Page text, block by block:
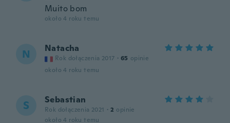
Muito bom
około 4 roku temu
N Natacha
Rok dołączenia 2017 · 65 opinie
około 4 roku temu
S Sebastian
Rok dołączenia 2021 · 2 opinie
około 4 roku temu